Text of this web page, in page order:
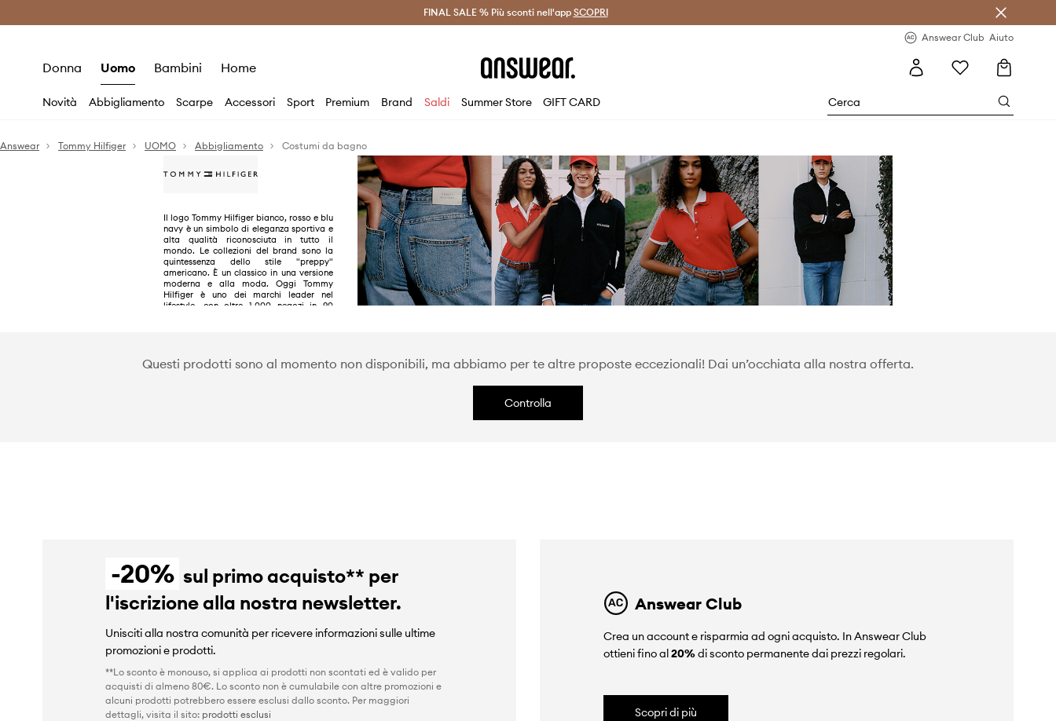
Risparmia con Answear Club > Spedizione entro 24 ore >
FINAL SALE % Più sconti nell'app SCOPRI
Answear Club Aiuto
Donna Uomo Bambini Home
Novità Abbigliamento Scarpe Accessori Sport Premium Brand Saldi Summer Store GIFT CARD
Answear Tommy Hilfiger UOMO Abbigliamento Costumi da bagno
Il logo Tommy Hilfiger bianco, rosso e blu
navy è un simbolo di eleganza sportiva e
alta qualità riconosciuta in tutto il
mondo. Le collezioni del brand sono la
quintessenza dello stile "preppy"
americano. È un classico in una versione
moderna e alla moda. Oggi Tommy
Hilfiger è uno dei marchi leader nel
lifestyle, con oltre 1.000 negozi in 90
Questi prodotti sono al momento non disponibili, ma abbiamo per te altre proposte eccezionali! Dai un’occhiata alla nostra offerta.
Controlla
-20% sul primo acquisto** per
l'iscrizione alla nostra newsletter.
Unisciti alla nostra comunità per ricevere informazioni sulle ultime
promozioni e prodotti.
**Lo sconto è monouso, si applica ai prodotti non scontati ed è valido per
acquisti di almeno 80€. Lo sconto non è cumulabile con altre promozioni e
alcuni prodotti potrebbero essere esclusi dallo sconto. Per maggiori
dettagli, visita il sito: prodotti esclusi
Answear Club
Crea un account e risparmia ad ogni acquisto. In Answear Club
ottieni fino al20%di sconto permanente dai prezzi regolari.
Scopri di più